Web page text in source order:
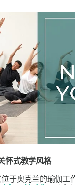
怀式教学风格
于奥克兰的瑜伽工